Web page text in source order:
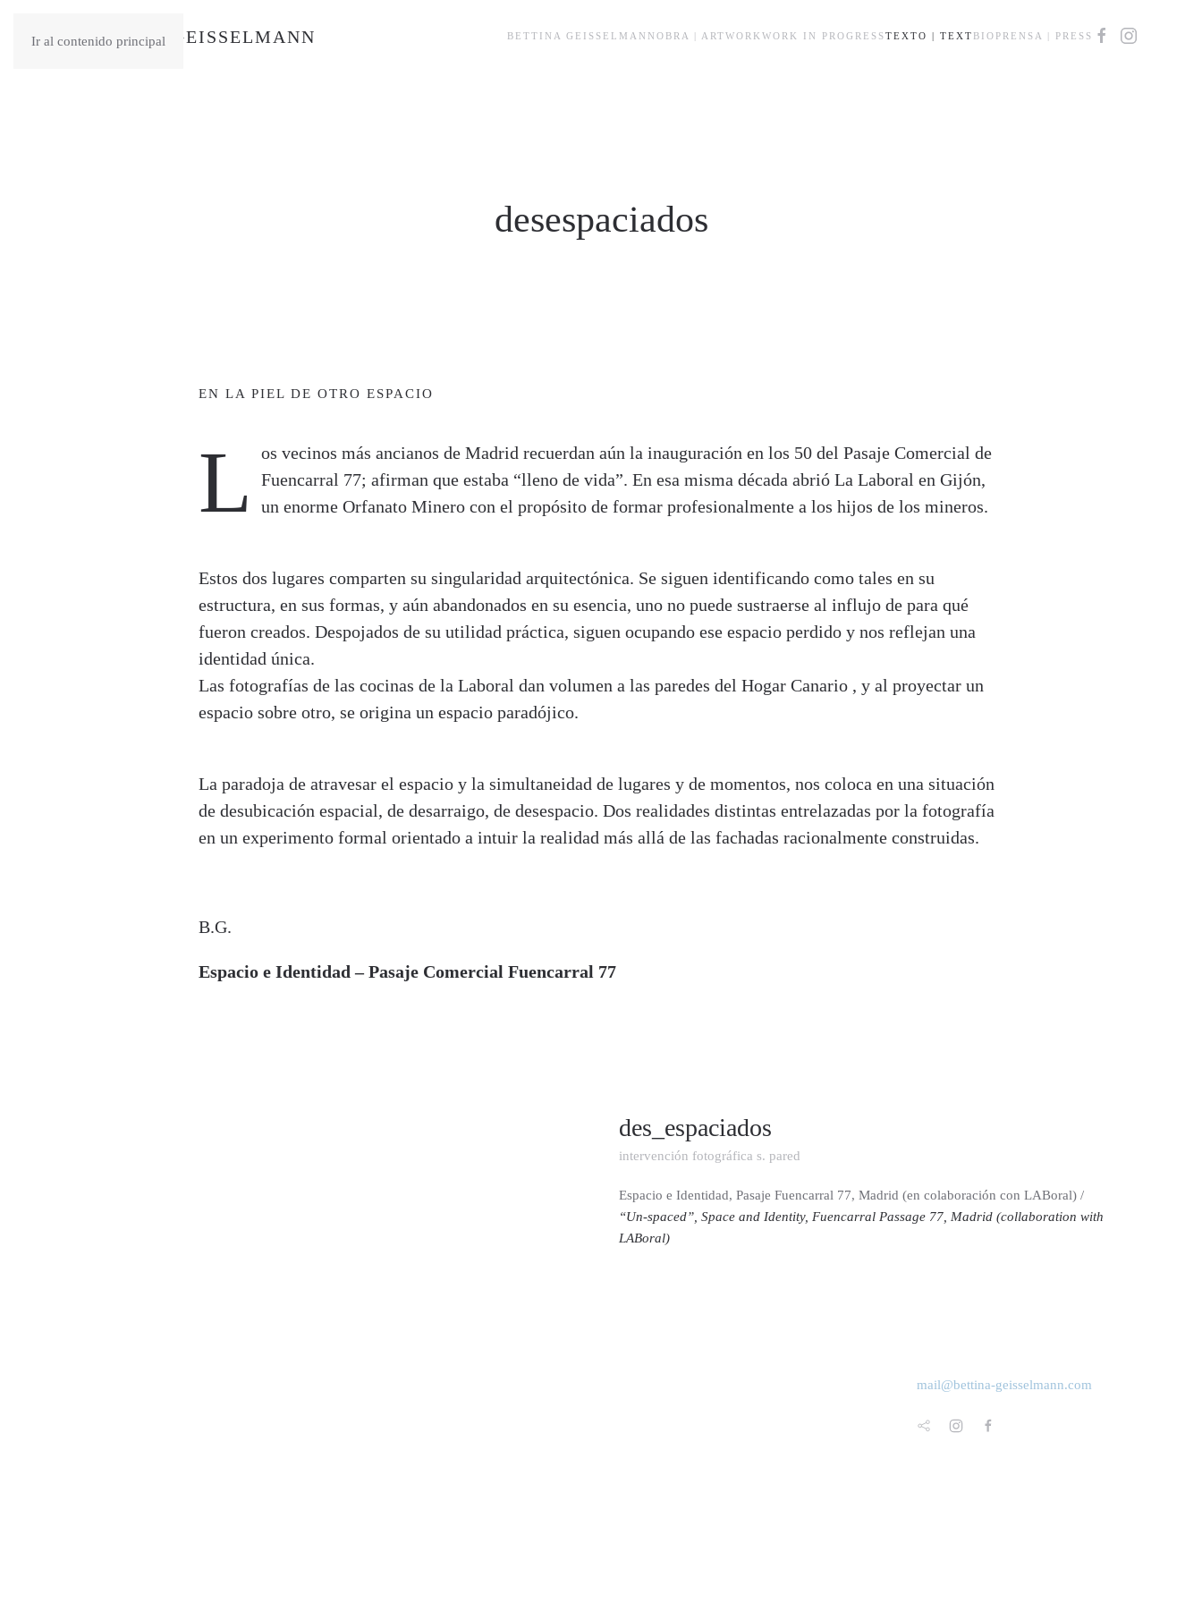
Ir al contenido principal BETTINA GEISSELMANN OBRA | ARTWORK WORK IN PROGRESSTEXTO | TEXT BIO PRENSA | PRESS
desespaciados
EN LA PIEL DE OTRO ESPACIO
L
os vecinos más ancianos de Madrid recuerdan aún la inauguración en los 50 del Pasaje Comercial de
Fuencarral 77; afirman que estaba “lleno de vida”. En esa misma década abrió La Laboral en Gijón,
un enorme Orfanato Minero con el propósito de formar profesionalmente a los hijos de los mineros.
Estos dos lugares comparten su singularidad arquitectónica. Se siguen identificando como tales en su
estructura, en sus formas, y aún abandonados en su esencia, uno no puede sustraerse al influjo de para qué
fueron creados. Despojados de su utilidad práctica, siguen ocupando ese espacio perdido y nos reflejan una
identidad única.
Las fotografías de las cocinas de la Laboral dan volumen a las paredes del Hogar Canario , y al proyectar un
espacio sobre otro, se origina un espacio paradójico.
La paradoja de atravesar el espacio y la simultaneidad de lugares y de momentos, nos coloca en una situación
de desubicación espacial, de desarraigo, de desespacio. Dos realidades distintas entrelazadas por la fotografía
en un experimento formal orientado a intuir la realidad más allá de las fachadas racionalmente construidas.
B.G.
Espacio e Identidad – Pasaje Comercial Fuencarral 77
des_espaciados
intervención fotográfica s. pared
Espacio e Identidad, Pasaje Fuencarral 77, Madrid (en colaboración con LABoral) /
“Un-spaced”, Space and Identity, Fuencarral Passage 77, Madrid (collaboration with
LABoral)
mail@bettina-geisselmann.com